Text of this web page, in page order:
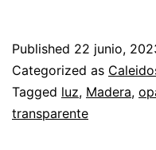
Published 22 junio,
Categorized as
Tagged luz, Madera,
transparente